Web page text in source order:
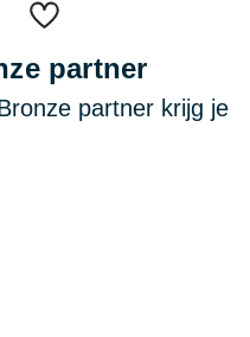
partner
partner krijg je